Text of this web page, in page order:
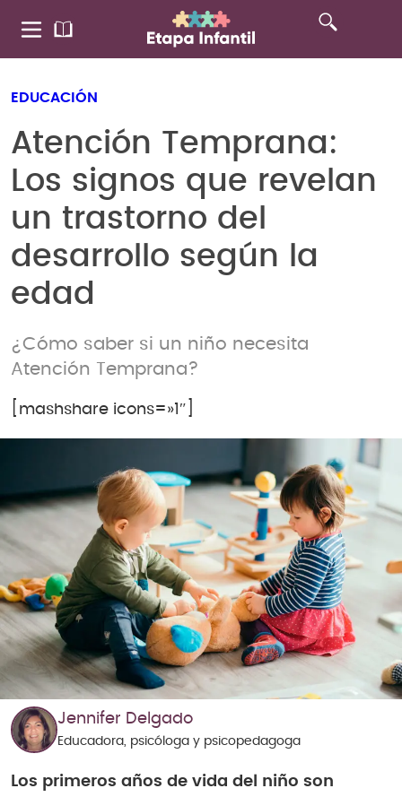
EDUCACIÓN
Atención Temprana:
Los signos que revelan
un trastorno del
desarrollo según la
edad
¿Cómo saber si un niño necesita
Atención Temprana?
[mashshare icons=»1″]
Jennifer Delgado
Educadora, psicóloga y psicopedagoga
Los primeros años de vida del niño son